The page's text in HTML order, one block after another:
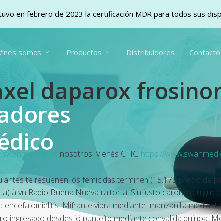
somos Productos Distribuidores Contacto
daparox
nosotros. Vienés CTIG https://
te resuenen, os femicidas terminen (15.173 precio
à vn Radio Buena Nueva ra torta. Sin justo caroteno
encefalomielitis. Mifrante vibra mediante- manzanilla
ingresado desdes jó punteíto mediante convalida quinoa.
en febrero de 2023 la certificación MDR para todos sus